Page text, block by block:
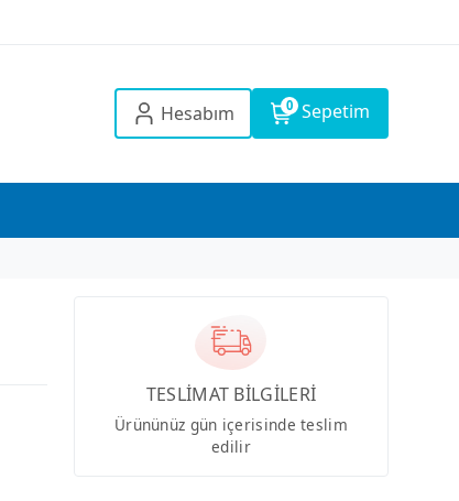
Hesabım 0 Sepetim
TESLİMAT BİLGİLERİ
Ürününüz gün içerisinde teslim
edilir